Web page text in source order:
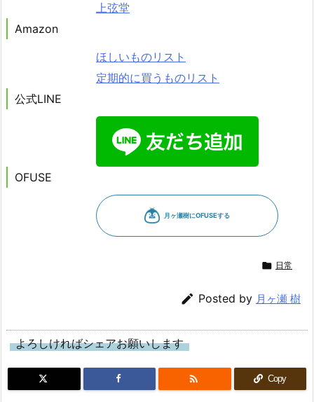
上弦堂
Amazon
ほしいものリスト
定期的に買うものリスト
公式LINE
OFUSE
 日常
 Posted by 月ヶ瀬 樹
よろしければシェアお願いします
 Copy